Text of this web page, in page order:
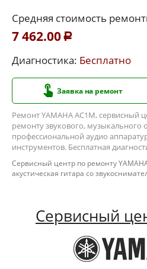
Средняя стоимость
7 462.00 Р
Диагностика: Бесплатно
Заявка на ремонт
Ремонт YAMAHA AC1M, сервисный
ремонту звукового, музыкального
профессиональной аудио
инструментов. Бесплатная
Сервисный центр по ремонту
акустическая гитара со
Сервисный